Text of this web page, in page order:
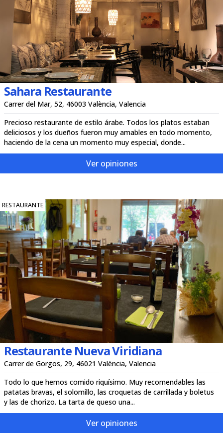
Sahara Restaurante
Carrer del Mar, 52, 46003 València, Valencia
Precioso restaurante de estilo árabe. Todos los platos estaban
deliciosos y los dueños fueron muy amables en todo momento,
haciendo de la cena un momento muy especial, donde...
Ver opiniones
RESTAURANTE
Restaurante Nueva Viridiana
Carrer de Gorgos, 29, 46021 València, Valencia
Todo lo que hemos comido riquísimo. Muy recomendables las
patatas bravas, el solomillo, las croquetas de carrillada y boletus
y las de chorizo. La tarta de queso una...
Ver opiniones